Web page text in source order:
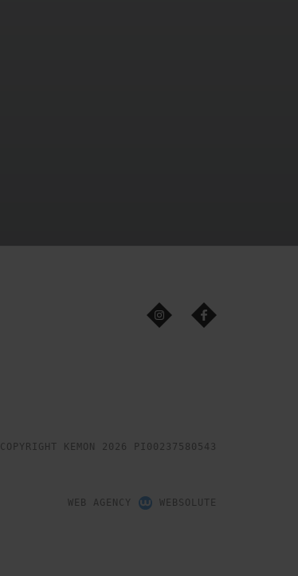
COPYRIGHT KEMON 2026 PI00237580543
WEB AGENCY WEBSOLUTE